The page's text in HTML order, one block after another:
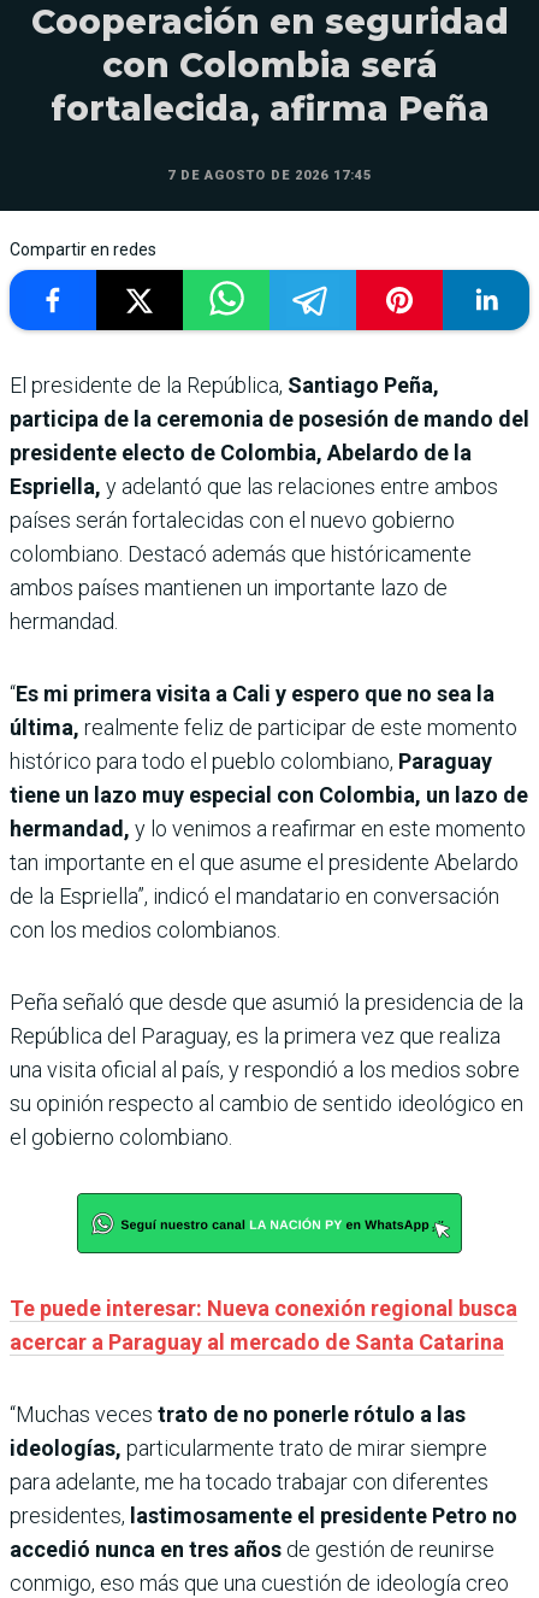
Cooperación en seguridad
con Colombia será
fortalecida, afirma Peña
7 DE AGOSTO DE 2026 17:45
Compartir en redes
El presidente de la República, Santiago Peña,
participa de la ceremonia de posesión de mando del
presidente electo de Colombia, Abelardo de la
Espriella, y adelantó que las relaciones entre ambos
países serán fortalecidas con el nuevo gobierno
colombiano. Destacó además que históricamente
ambos países mantienen un importante lazo de
hermandad.
“Es mi primera visita a Cali y espero que no sea la
última, realmente feliz de participar de este momento
histórico para todo el pueblo colombiano, Paraguay
tiene un lazo muy especial con Colombia, un lazo de
hermandad, y lo venimos a reafirmar en este momento
tan importante en el que asume el presidente Abelardo
de la Espriella”, indicó el mandatario en conversación
con los medios colombianos.
Peña señaló que desde que asumió la presidencia de la
República del Paraguay, es la primera vez que realiza
una visita oficial al país, y respondió a los medios sobre
su opinión respecto al cambio de sentido ideológico en
el gobierno colombiano.
Te puede interesar: Nueva conexión regional busca
acercar a Paraguay al mercado de Santa Catarina
“Muchas veces trato de no ponerle rótulo a las
ideologías, particularmente trato de mirar siempre
para adelante, me ha tocado trabajar con diferentes
presidentes, lastimosamente el presidente Petro no
accedió nunca en tres años de gestión de reunirse
conmigo, eso más que una cuestión de ideología creo